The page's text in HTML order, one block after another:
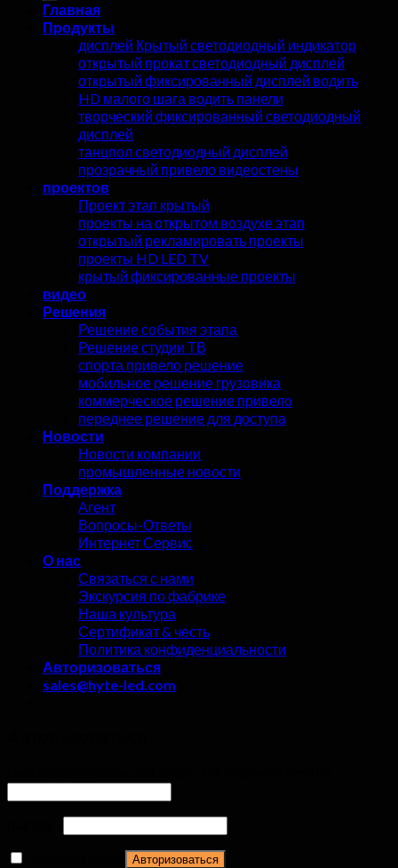
Главная
Продукты
дисплей Крытый светодиодный индикатор
открытый прокат светодиодный дисплей
открытый фиксированный дисплей водить
HD малого шага водить панели
творческий фиксированный светодиодный
дисплей
танцпол светодиодный дисплей
прозрачный привело видеостены
проектов
Проект этап крытый
проекты на открытом воздухе этап
открытый рекламировать проекты
проекты HD LED TV
крытый фиксированные проекты
видео
Решения
Решение события этапа
Решение студии ТВ
спорта привело решение
мобильное решение грузовика
коммерческое решение привело
переднее решение для доступа
Новости
Новости компании
промышленные новости
Поддержка
Агент
Вопросы-Ответы
Интернет Сервис
О нас
Связаться с нами
Экскурсия по фабрике
Наша культура
Сертификат & честь
Политика конфиденциальности
Авторизоваться
sales@hyte-led.com
Авторизоваться